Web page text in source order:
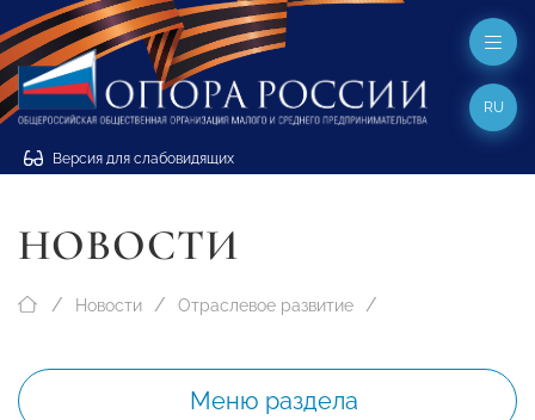
Версия для слабовидящих
RU
НОВОСТИ
Новости Отраслевое развитие
Меню раздела